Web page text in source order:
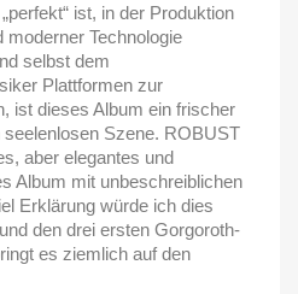
ist, in der Produktion
moderner Technologie
selbst dem
Plattformen zur
ist dieses Album ein frischer
Szene. ROBUST
aber elegantes und
Album mit unbeschreiblichen
Erklärung würde ich dies
den drei ersten Gorgoroth-
es ziemlich auf den